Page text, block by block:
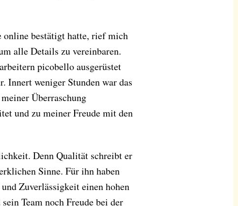
online bestätigt hatte, rief mich
alle Details zu vereinbaren.
picobello ausgerüstet
weniger Stunden war das
Überraschung
und zu meiner Freude mit den
Denn Qualität schreibt er
Sinne. Für ihn haben
Zuverlässigkeit einen hohen
Team noch Freude bei der